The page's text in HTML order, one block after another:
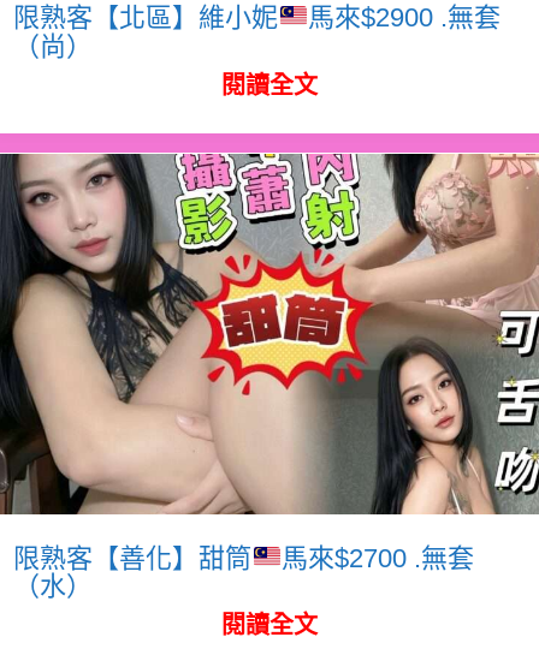
限熟客【北區】維小妮
馬來$2900 .無套
（尚）
閱讀全文
限熟客【善化】甜筒
馬來$2700 .無套
（水）
閱讀全文